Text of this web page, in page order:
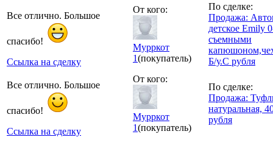
Все отлично. Большое
спасибо!
Ссылка на сделку
От кого:
Мурркот
1(покупатель)
По сделке:
Продажа:
детское Emily
съемными
Б/у.С рубля
Все отлично. Большое
спасибо!
Ссылка на сделку
От кого:
Мурркот
1(покупатель)
По сделке:
Продажа:
натуральная,
рубля